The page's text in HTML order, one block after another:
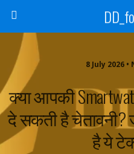
8 July 2026
क्या आपकी
दे सकती है चेतावनी?
है ये